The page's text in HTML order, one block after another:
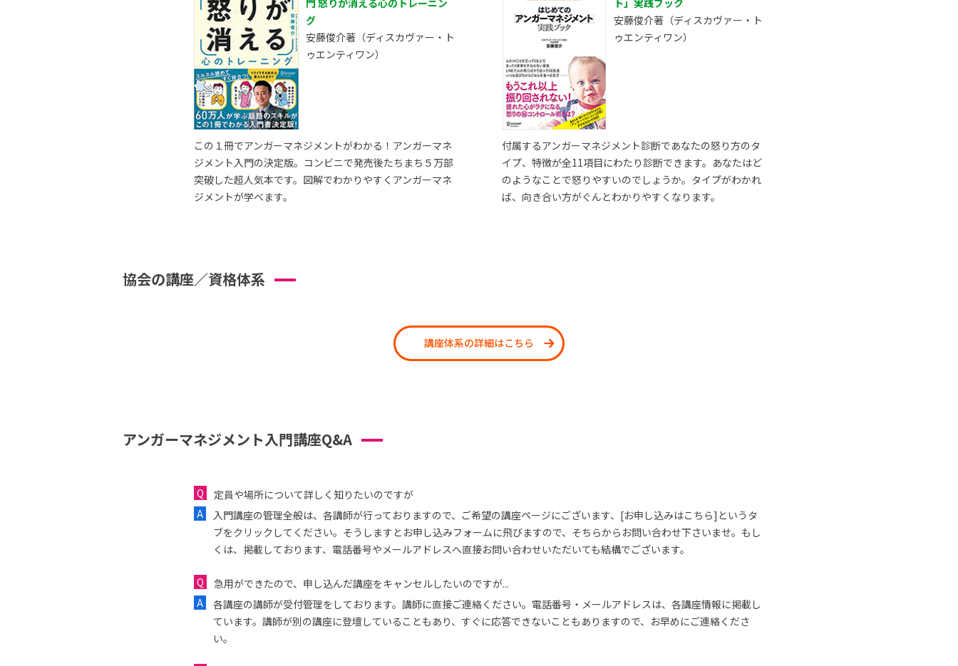
門 怒りが消える心のトレーニン
グ
安藤俊介著（ディスカヴァー・ト
ゥエンティワン）
この１冊でアンガーマネジメントがわかる！アンガーマネ
ジメント入門の決定版。コンビニで発売後たちまち５万部
突破した超人気本です。図解でわかりやすくアンガーマネ
ジメントが学べます。
ト」実践ブック
安藤俊介著（ディスカヴァー・ト
ゥエンティワン）
付属するアンガーマネジメント診断であなたの怒り方のタ
イプ、特徴が全11項目にわたり診断できます。あなたはど
のようなことで怒りやすいのでしょうか。タイプがわかれ
ば、向き合い方がぐんとわかりやすくなります。
協会の講座／資格体系
講座体系の詳細はこちら
アンガーマネジメント入門講座Q&A
定員や場所について詳しく知りたいのですが
入門講座の管理全般は、各講師が行っておりますので、ご希望の講座ページにございます、[お申し込みはこちら]というタ
ブをクリックしてください。そうしますとお申し込みフォームに飛びますので、そちらからお問い合わせ下さいませ。もし
くは、掲載しております、電話番号やメールアドレスへ直接お問い合わせいただいても結構でございます。
急用ができたので、申し込んだ講座をキャンセルしたいのですが...
各講座の講師が受付管理をしております。講師に直接ご連絡ください。電話番号・メールアドレスは、各講座情報に掲載し
ています。講師が別の講座に登壇していることもあり、すぐに応答できないこともありますので、お早めにご連絡くださ
い。